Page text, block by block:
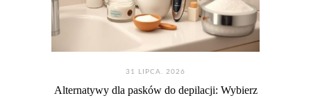
31 LIPCA. 2026
Alternatywy dla pasków do depilacji: Wybierz